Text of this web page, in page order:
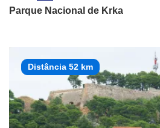
Parque Nacional de Krka
Distância 52 km